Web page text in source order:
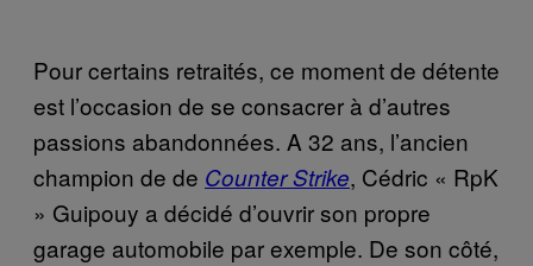
Pour certains retraités, ce moment de détente
est l’occasion de se consacrer à d’autres
passions abandonnées. A 32 ans, l’ancien
champion de de Counter Strike, Cédric « RpK
» Guipouy a décidé d’ouvrir son propre
garage automobile par exemple. De son côté,